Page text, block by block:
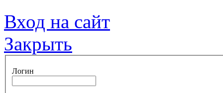
Вход на сайт
Закрыть
Логин